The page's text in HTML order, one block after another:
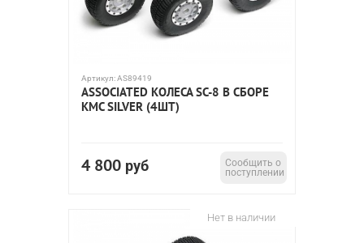
Артикул:AS89419
ASSOCIATED КОЛЕСА SC-8 В СБОРЕ
KMC SILVER (4ШТ)
4 800 руб
Сообщить о
поступлении
Нет в наличии